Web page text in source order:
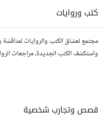
كتب وروايات
مجتمع لعشاق الكتب والروايات لمناقشة
واستكشف الكتب الجديدة، مراجعات
قصص وتجارب شخصية